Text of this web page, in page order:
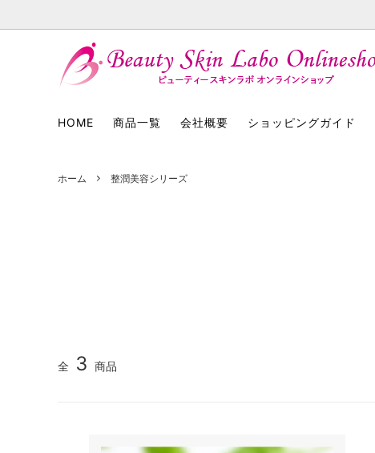
HOME 商品一覧 会社概要 ショッピングガイド
ホーム 整潤美容シリーズ
全 3 商品